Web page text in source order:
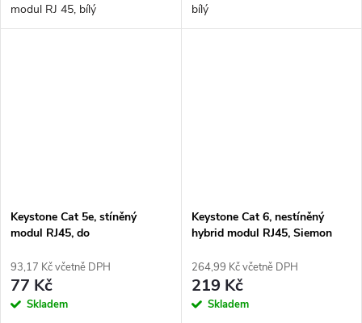
modul RJ 45, bílý
bílý
Keystone Cat 5e, stíněný
modul RJ45, do
beznástrojový, stříbrný
93,17 Kč včetně DPH
77 Kč
Skladem
Keystone Cat 6, nestíněný
hybrid modul RJ45, Siemon
264,99 Kč včetně DPH
219 Kč
Skladem